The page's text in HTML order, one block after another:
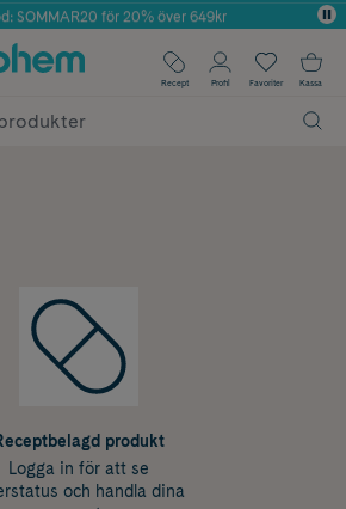
Butik 2025 inom Skönhet
SOMMAR20 för 20% över 649kr
✓ Fri frakt
✓ Poäng på alla köp*
Recept Profil Favoriter Kassa
produkt
Logga in för att se
och handla dina